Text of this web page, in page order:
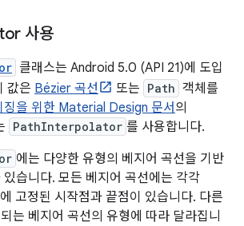
사용
클래스는 Android 5.0 (API 21)에 도입
값은 Bézier 곡선 또는 Path 객체를
징을 위한 Material Design 문서 의
PathInterpolator 를 사용합니다.
에는 다양한 유형의 베지어 곡선을 기반
습니다. 모든 베지어 곡선에는 각각
에 고정된 시작점과 끝점이 있습니다. 다른
는 베지어 곡선의 유형에 따라 달라집니